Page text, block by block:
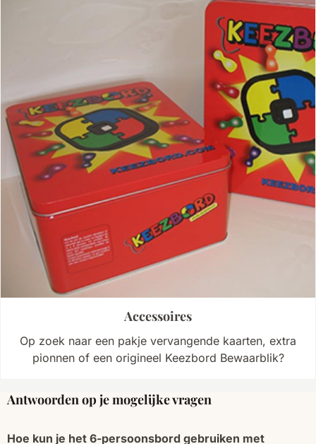
Accessoires
Op zoek naar een pakje vervangende kaarten, extra
pionnen of een origineel Keezbord Bewaarblik?
Antwoorden op je mogelijke vragen
Hoe kun je het 6-persoonsbord gebruiken met